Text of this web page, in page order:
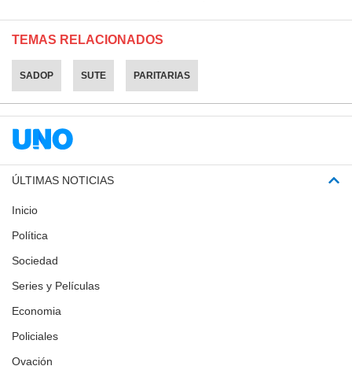
TEMAS RELACIONADOS
SADOP SUTE PARITARIAS
ÚLTIMAS NOTICIAS
Inicio
Política
Sociedad
Series y Películas
Economia
Policiales
Ovación